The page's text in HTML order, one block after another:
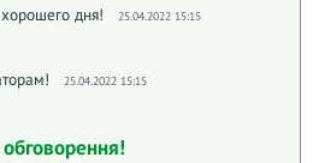
дня! 25.04.2022 15:15
25.04.2022 15:15